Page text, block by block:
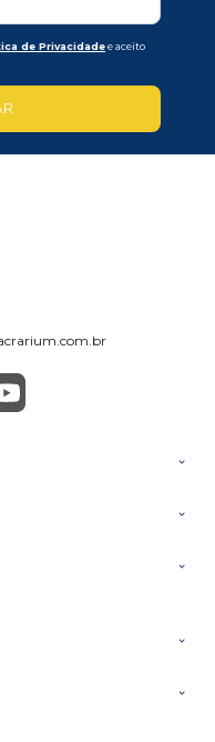
de Privacidadee aceito